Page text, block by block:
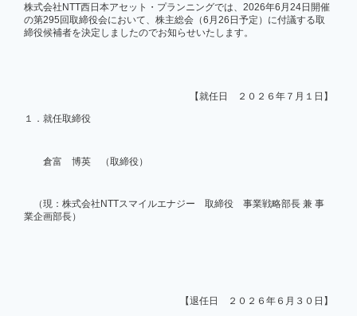
よくあるご質問
会社案内PDF
株式会社NTT西日本アセット・プランニングでは、2026年6月24日開催
の第295回取締役会において、株主総会（6月26日予定）に付議する取
締役候補者を決定しましたのでお知らせいたします。
【就任日 ２０２６年７月１日】
１．就任取締役
倉富 博英 （取締役）
（現：株式会社NTTスマイルエナジー 取締役 事業戦略部長 兼 事
業企画部長）
【退任日 ２０２６年６月３０日】